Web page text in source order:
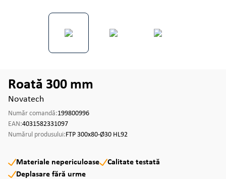
Roată 300 mm
Novatech
Număr comandă:199800996
EAN:4031582331097
Numărul produsului:FTP 300x80-Ø30 HL92
Materiale nepericuloase
Calitate testată
Deplasare fără urme